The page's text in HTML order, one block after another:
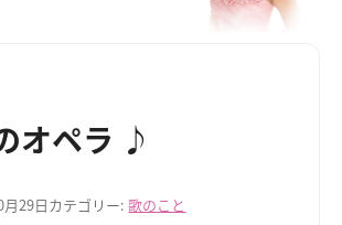
オペラ ♪
29日カテゴリー:歌のこと